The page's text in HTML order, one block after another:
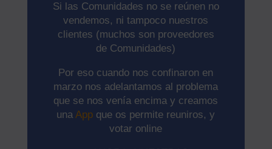
Si las Comunidades no se reúnen no
vendemos, ni tampoco nuestros
clientes (muchos son proveedores
de Comunidades)
Por eso cuando nos confinaron en
marzo nos adelantamos al problema
que se nos venía encima y creamos
una App que os permite reuniros, y
votar online